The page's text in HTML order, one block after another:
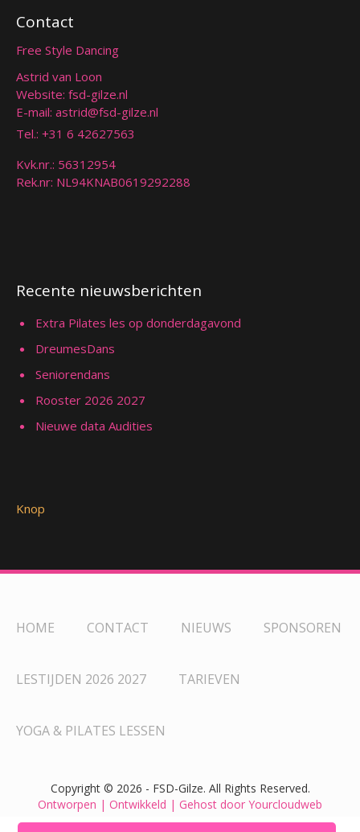
Contact
Free Style Dancing
Astrid van Loon
Website: fsd-gilze.nl
E-mail: astrid@fsd-gilze.nl
Tel.: +31 6 42627563
Kvk.nr.: 56312954
Rek.nr: NL94KNAB0619292288
Recente nieuwsberichten
Extra Pilates les op donderdagavond
DreumesDans
Seniorendans
Rooster 2026 2027
Nieuwe data Audities
Knop
HOME CONTACT NIEUWS SPONSOREN
LESTIJDEN 2026 2027 TARIEVEN
YOGA & PILATES LESSEN
Copyright © 2026 - FSD-Gilze. All Rights Reserved.
Ontworpen | Ontwikkeld | Gehost door Yourcloudweb